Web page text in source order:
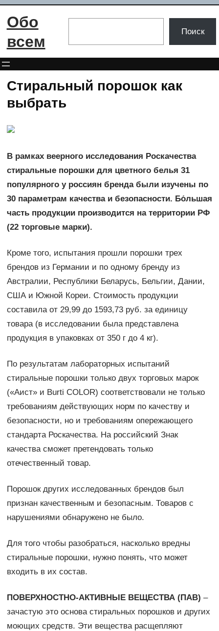
Перейти
Обо
всем
Поиск
Стиральный порошок как
выбрать
В рамках веерного исследования Роскачества
стиральные порошки для цветного белья 31
популярного у россиян бренда были изучены по
30 параметрам качества и безопасности. Бо́льшая
часть продукции производится на территории РФ
(22 торговые марки).
Кроме того, испытания прошли порошки трех
брендов из Германии и по одному бренду из
Австралии, Республики Беларусь, Бельгии, Дании,
США и Южной Кореи. Стоимость продукции
составила от 29,99 до 1593,73 руб. за единицу
товара (в исследовании была представлена
продукция в упаковках от 350 г до 4 кг).
По результатам лабораторных испытаний
стиральные порошки только двух торговых марок
(«Аист» и Burti COLOR) соответствовали не только
требованиям действующих норм по качеству и
безопасности, но и требованиям опережающего
стандарта Роскачества. На российский Знак
качества сможет претендовать только
отечественный товар.
Порошок других исследованных брендов был
признан качественным и безопасным. Товаров с
нарушениями обнаружено не было.
Для того чтобы разобраться, насколько вредны
стиральные порошки, нужно понять, что может
входить в их состав.
ПОВЕРХНОСТНО-АКТИВНЫЕ ВЕЩЕСТВА (ПАВ) –
зачастую это основа стиральных порошков и других
моющих средств. Эти вещества расщепляют